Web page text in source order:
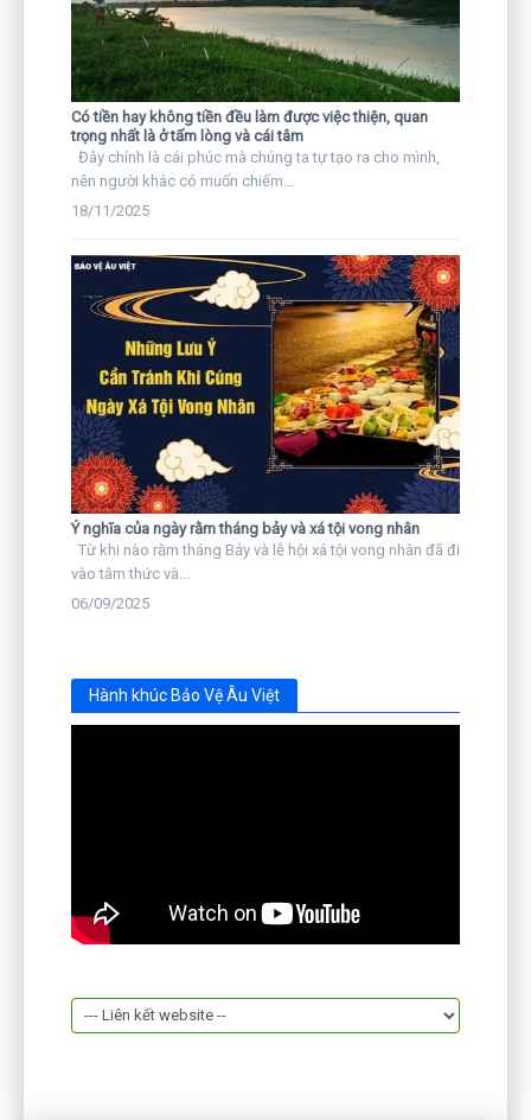
Có tiền hay không tiền đều làm được việc thiện, quan
trọng nhất là ở tấm lòng và cái tâm
Đây chính là cái phúc mà chúng ta tự tạo ra cho mình,
nên người khác có muốn chiếm...
18/11/2025
Ý nghĩa của ngày rằm tháng bảy và xá tội vong nhân
Từ khi nào rằm tháng Bảy và lễ hội xá tội vong nhân đã đi
vào tâm thức và...
06/09/2025
Hành khúc Bảo Vệ Âu Việt